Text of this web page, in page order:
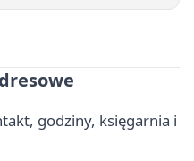
godziny, księgarnia i